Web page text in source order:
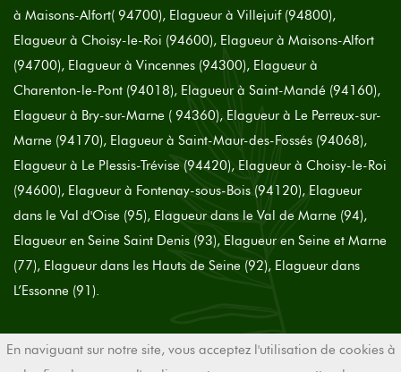
à Maisons-Alfort( 94700), Elagueur à Villejuif (94800),
Elagueur à Choisy-le-Roi (94600), Elagueur à Maisons-Alfort
(94700), Elagueur à Vincennes (94300), Elagueur à
Charenton-le-Pont (94018), Elagueur à Saint-Mandé (94160),
Elagueur à Bry-sur-Marne ( 94360), Elagueur à Le Perreux-sur-
Marne (94170), Elagueur à Saint-Maur-des-Fossés (94068),
Elagueur à Le Plessis-Trévise (94420), Elagueur à Choisy-le-Roi
(94600), Elagueur à Fontenay-sous-Bois (94120), Elagueur
dans le Val d'Oise (95), Elagueur dans le Val de Marne (94),
Elagueur en Seine Saint Denis (93), Elagueur en Seine et Marne
(77), Elagueur dans les Hauts de Seine (92), Elagueur dans
L’Essonne (91).
En naviguant sur notre site, vous acceptez l'utilisation de cookies à